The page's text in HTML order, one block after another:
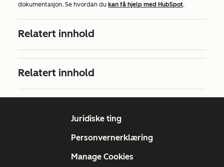
dokumentasjon. Se hvordan du kan få hjelp med HubSpot.
Relatert innhold
Relatert innhold
Juridiske ting
Personvernerklæring
Manage Cookies